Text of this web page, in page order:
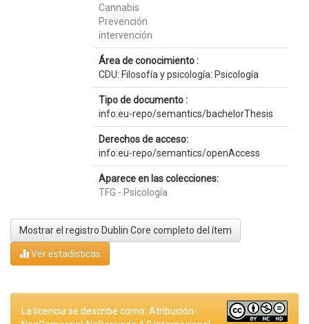
Cannabis
Prevención
intervención
Área de conocimiento :
CDU: Filosofía y psicología: Psicología
Tipo de documento :
info:eu-repo/semantics/bachelorThesis
Derechos de acceso:
info:eu-repo/semantics/openAccess
Aparece en las colecciones:
TFG - Psicología
Mostrar el registro Dublin Core completo del ítem
Ver estadísticas
La licencia se describe como: Atribución-